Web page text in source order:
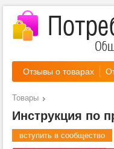
Отзывы о товарах
Товары
Инструкция по
вступить в сообщество